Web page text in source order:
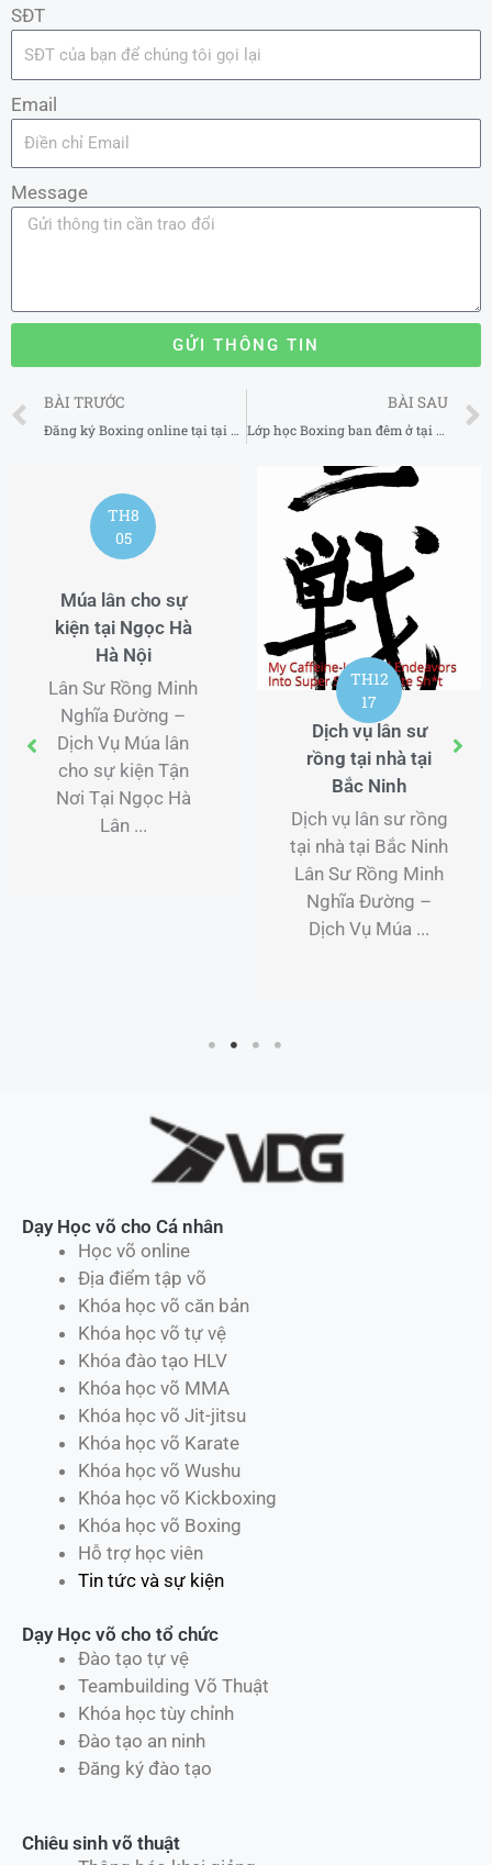
SĐT
Email
Message
GỬI THÔNG TIN
Prev
BÀI TRƯỚC
Đăng ký Boxing online tại tại Huyện Mê Linh Hà Nội 2025
BÀI SAU
Lớp học Boxing ban đêm ở tại Quận Hai Bà Trưng Hà Nội 2025
TH8
05
Múa lân cho sự
kiện tại Ngọc Hà
Hà Nội
Lân Sư Rồng Minh
Nghĩa Đường –
Dịch Vụ Múa lân
cho sự kiện Tận
Nơi Tại Ngọc Hà
Lân ...
TH12
17
Dịch vụ lân sư
rồng tại nhà tại
Bắc Ninh
Dịch vụ lân sư rồng
tại nhà tại Bắc Ninh
Lân Sư Rồng Minh
Nghĩa Đường –
Dịch Vụ Múa ...
Dạy Học võ cho Cá nhân
Học võ online
Địa điểm tập võ
Khóa học võ căn bản
Khóa học võ tự vệ
Khóa đào tạo HLV
Khóa học võ MMA
Khóa học võ Jit-jitsu
Khóa học võ Karate
Khóa học võ Wushu
Khóa học võ Kickboxing
Khóa học võ Boxing
Hỗ trợ học viên
Tin tức và sự kiện
Dạy Học võ cho tổ chức
Đào tạo tự vệ
Teambuilding Võ Thuật
Khóa học tùy chỉnh
Đào tạo an ninh
Đăng ký đào tạo
Chiêu sinh võ thuật